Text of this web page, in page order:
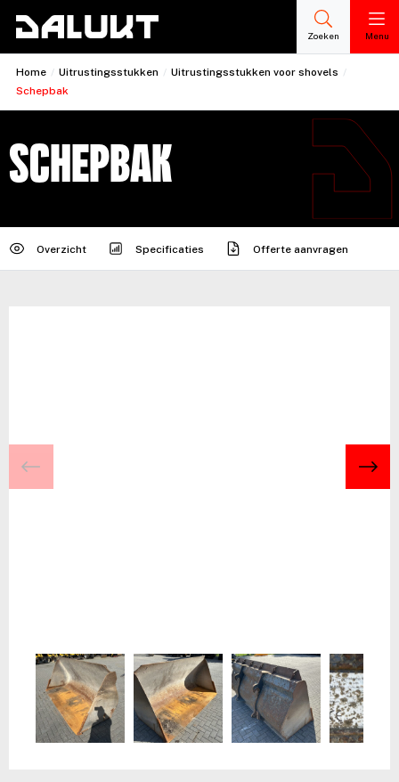
Zoeken Menu
Home / Uitrustingsstukken / Uitrustingsstukken voor shovels /
Schepbak
Schepbak
Overzicht Specificaties Offerte aanvragen